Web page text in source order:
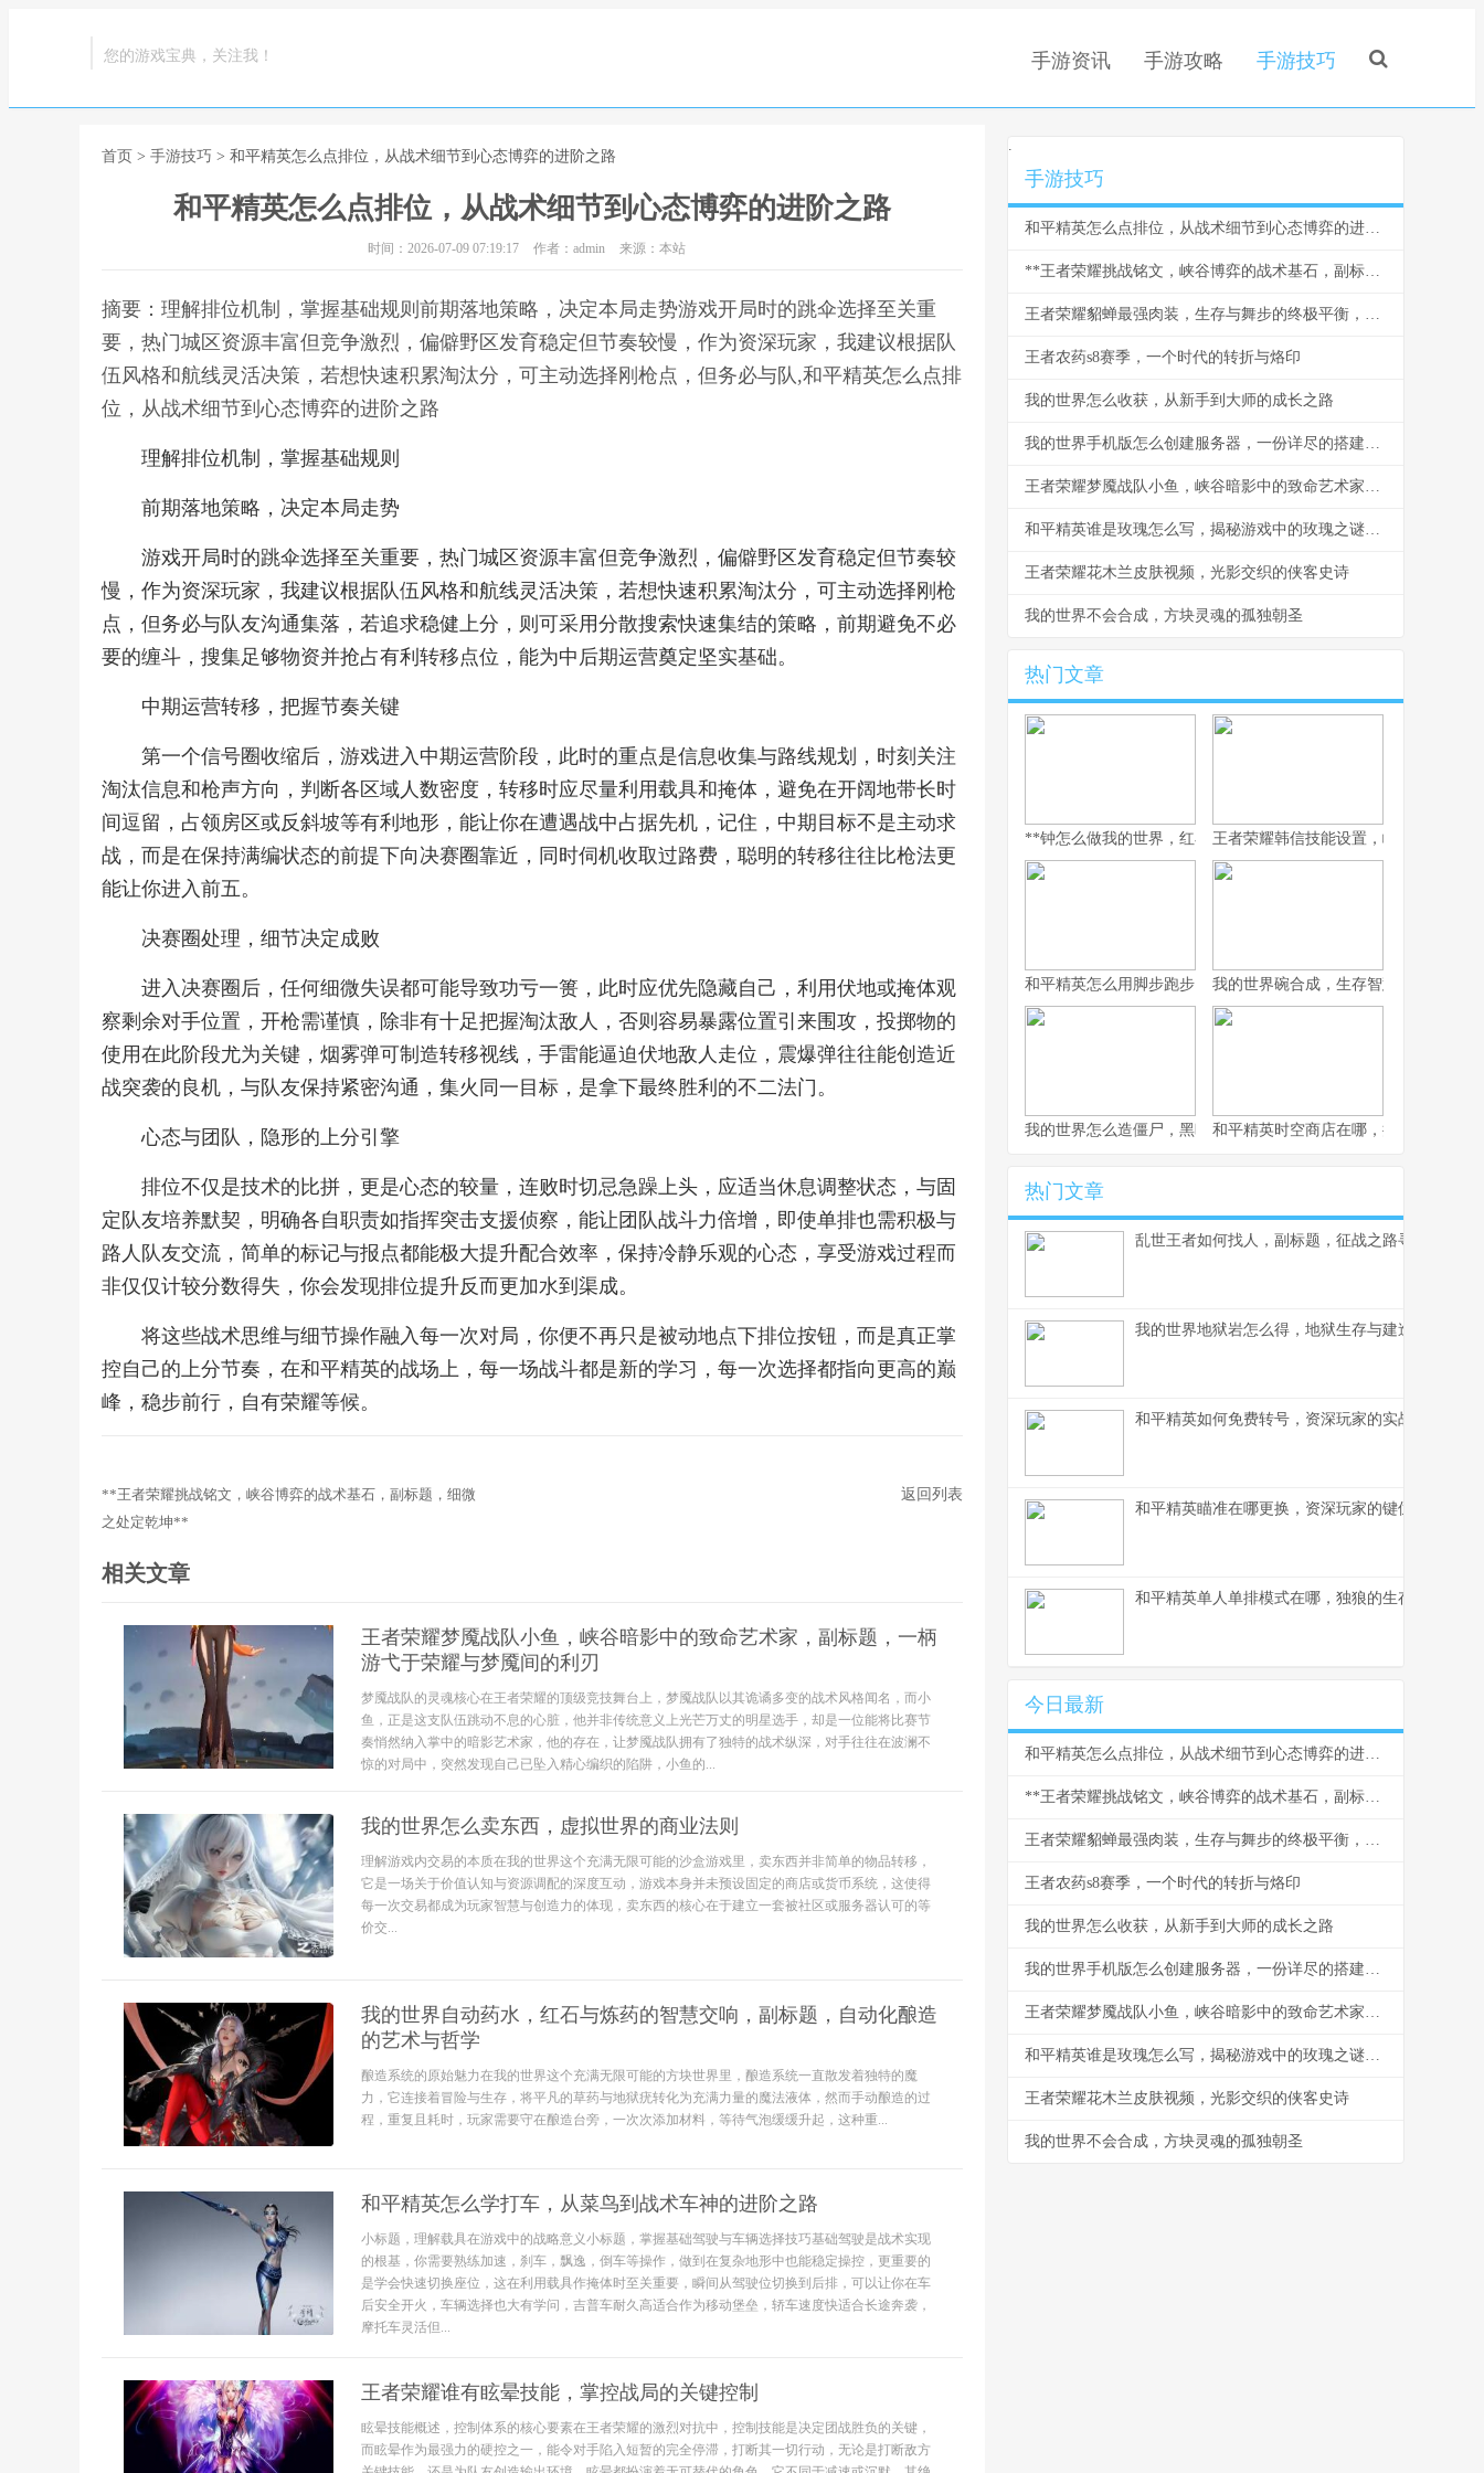
您的游戏宝典，关注我！ 手游资讯 手游攻略 手游技巧
首页 > 手游技巧 > 和平精英怎么点排位，从战术细节到心态博弈的进阶之路
和平精英怎么点排位，从战术细节到心态博弈的进阶之路
时间：2026-07-09 07:19:17 作者：admin 来源：本站
摘要：理解排位机制，掌握基础规则前期落地策略，决定本局走势游戏开局时的跳伞选择至关重
要，热门城区资源丰富但竞争激烈，偏僻野区发育稳定但节奏较慢，作为资深玩家，我建议根据队
伍风格和航线灵活决策，若想快速积累淘汰分，可主动选择刚枪点，但务必与队,和平精英怎么点排
位，从战术细节到心态博弈的进阶之路
理解排位机制，掌握基础规则
前期落地策略，决定本局走势
游戏开局时的跳伞选择至关重要，热门城区资源丰富但竞争激烈，偏僻野区发育稳定但节奏较
慢，作为资深玩家，我建议根据队伍风格和航线灵活决策，若想快速积累淘汰分，可主动选择刚枪
点，但务必与队友沟通集落，若追求稳健上分，则可采用分散搜索快速集结的策略，前期避免不必
要的缠斗，搜集足够物资并抢占有利转移点位，能为中后期运营奠定坚实基础。
中期运营转移，把握节奏关键
第一个信号圈收缩后，游戏进入中期运营阶段，此时的重点是信息收集与路线规划，时刻关注
淘汰信息和枪声方向，判断各区域人数密度，转移时应尽量利用载具和掩体，避免在开阔地带长时
间逗留，占领房区或反斜坡等有利地形，能让你在遭遇战中占据先机，记住，中期目标不是主动求
战，而是在保持满编状态的前提下向决赛圈靠近，同时伺机收取过路费，聪明的转移往往比枪法更
能让你进入前五。
决赛圈处理，细节决定成败
进入决赛圈后，任何细微失误都可能导致功亏一篑，此时应优先隐藏自己，利用伏地或掩体观
察剩余对手位置，开枪需谨慎，除非有十足把握淘汰敌人，否则容易暴露位置引来围攻，投掷物的
使用在此阶段尤为关键，烟雾弹可制造转移视线，手雷能逼迫伏地敌人走位，震爆弹往往能创造近
战突袭的良机，与队友保持紧密沟通，集火同一目标，是拿下最终胜利的不二法门。
心态与团队，隐形的上分引擎
排位不仅是技术的比拼，更是心态的较量，连败时切忌急躁上头，应适当休息调整状态，与固
定队友培养默契，明确各自职责如指挥突击支援侦察，能让团队战斗力倍增，即使单排也需积极与
路人队友交流，简单的标记与报点都能极大提升配合效率，保持冷静乐观的心态，享受游戏过程而
非仅仅计较分数得失，你会发现排位提升反而更加水到渠成。
将这些战术思维与细节操作融入每一次对局，你便不再只是被动地点下排位按钮，而是真正掌
控自己的上分节奏，在和平精英的战场上，每一场战斗都是新的学习，每一次选择都指向更高的巅
峰，稳步前行，自有荣耀等候。
**王者荣耀挑战铭文，峡谷博弈的战术基石，副标题，细微
之处定乾坤**
返回列表
相关文章
王者荣耀梦魇战队小鱼，峡谷暗影中的致命艺术家，副标题，一柄
游弋于荣耀与梦魇间的利刃
梦魇战队的灵魂核心在王者荣耀的顶级竞技舞台上，梦魇战队以其诡谲多变的战术风格闻名，而小
鱼，正是这支队伍跳动不息的心脏，他并非传统意义上光芒万丈的明星选手，却是一位能将比赛节
奏悄然纳入掌中的暗影艺术家，他的存在，让梦魇战队拥有了独特的战术纵深，对手往往在波澜不
惊的对局中，突然发现自己已坠入精心编织的陷阱，小鱼的...
我的世界怎么卖东西，虚拟世界的商业法则
理解游戏内交易的本质在我的世界这个充满无限可能的沙盒游戏里，卖东西并非简单的物品转移，
它是一场关于价值认知与资源调配的深度互动，游戏本身并未预设固定的商店或货币系统，这使得
每一次交易都成为玩家智慧与创造力的体现，卖东西的核心在于建立一套被社区或服务器认可的等
价交...
我的世界自动药水，红石与炼药的智慧交响，副标题，自动化酿造
的艺术与哲学
酿造系统的原始魅力在我的世界这个充满无限可能的方块世界里，酿造系统一直散发着独特的魔
力，它连接着冒险与生存，将平凡的草药与地狱疣转化为充满力量的魔法液体，然而手动酿造的过
程，重复且耗时，玩家需要守在酿造台旁，一次次添加材料，等待气泡缓缓升起，这种重...
和平精英怎么学打车，从菜鸟到战术车神的进阶之路
小标题，理解载具在游戏中的战略意义小标题，掌握基础驾驶与车辆选择技巧基础驾驶是战术实现
的根基，你需要熟练加速，刹车，飘逸，倒车等操作，做到在复杂地形中也能稳定操控，更重要的
是学会快速切换座位，这在利用载具作掩体时至关重要，瞬间从驾驶位切换到后排，可以让你在车
后安全开火，车辆选择也大有学问，吉普车耐久高适合作为移动堡垒，轿车速度快适合长途奔袭，
摩托车灵活但...
王者荣耀谁有眩晕技能，掌控战局的关键控制
眩晕技能概述，控制体系的核心要素在王者荣耀的激烈对抗中，控制技能是决定团战胜负的关键，
而眩晕作为最强力的硬控之一，能令对手陷入短暂的完全停滞，打断其一切行动，无论是打断敌方
.
手游技巧
和平精英怎么点排位，从战术细节到心态博弈的进阶之路
**王者荣耀挑战铭文，峡谷博弈的战术基石，副标题，细微之处定乾坤**
王者荣耀貂蝉最强肉装，生存与舞步的终极平衡，副标题，肉装貂蝉颠覆传统法核的战术革命
王者农药s8赛季，一个时代的转折与烙印
我的世界怎么收获，从新手到大师的成长之路
我的世界手机版怎么创建服务器，一份详尽的搭建指南
王者荣耀梦魇战队小鱼，峡谷暗影中的致命艺术家，副标题，一柄游弋于荣耀与梦魇间的利刃
和平精英谁是玫瑰怎么写，揭秘游戏中的玫瑰之谜副标题
王者荣耀花木兰皮肤视频，光影交织的侠客史诗
我的世界不会合成，方块灵魂的孤独朝圣
热门文章
**钟怎么做我的世界，红石机械与时间艺术的交响**
王者荣耀韩信技能设置，峡谷灵动刺客
和平精英怎么用脚步跑步，副标题静步与奔袭的艺术
我的世界碗合成，生存智慧的微小缩影
我的世界怎么造僵尸，黑暗艺术的入门指南和平精英时空商店在哪，探寻神秘兑换
热门文章
乱世王者如何找人，副标题，征战之路寻得左膀右
我的世界地狱岩怎么得，地狱生存与建造的核心资
和平精英如何免费转号，资深玩家的实战经验分享
和平精英瞄准在哪更换，资深玩家的键位优化指南
和平精英单人单排模式在哪，独狼的生存与荣耀之
今日最新
和平精英怎么点排位，从战术细节到心态博弈的进阶之路
**王者荣耀挑战铭文，峡谷博弈的战术基石，副标题，细微之处定乾坤**
王者荣耀貂蝉最强肉装，生存与舞步的终极平衡，副标题，肉装貂蝉颠覆传统法核的战术革命
王者农药s8赛季，一个时代的转折与烙印
我的世界怎么收获，从新手到大师的成长之路
我的世界手机版怎么创建服务器，一份详尽的搭建指南
王者荣耀梦魇战队小鱼，峡谷暗影中的致命艺术家，副标题，一柄游弋于荣耀与梦魇间的利刃
和平精英谁是玫瑰怎么写，揭秘游戏中的玫瑰之谜副标题
王者荣耀花木兰皮肤视频，光影交织的侠客史诗
我的世界不会合成，方块灵魂的孤独朝圣